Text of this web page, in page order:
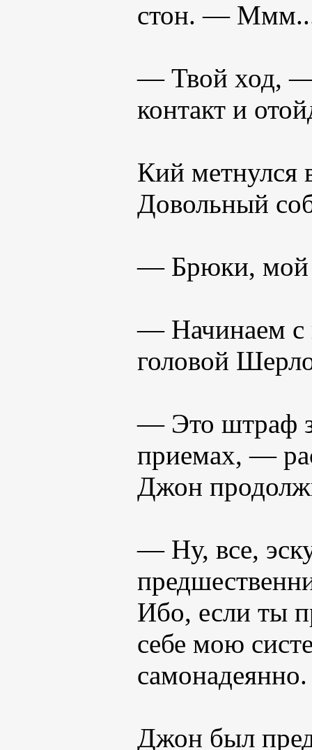
стон. —
— Твой ход, —
контакт и
Кий метнулся
Довольный
— Брюки, мой
— Начинаем с
головой
— Это штраф
приемах, —
Джон
— Ну, все,
Ибо, если ты
себе мою
самонадеянно.
Джон был